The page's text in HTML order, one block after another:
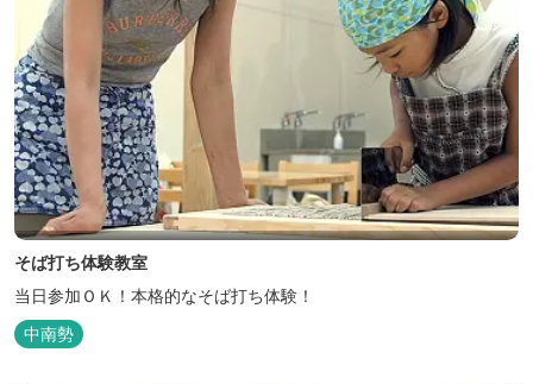
そば打ち体験教室
当日参加ＯＫ！本格的なそば打ち体験！
中南勢